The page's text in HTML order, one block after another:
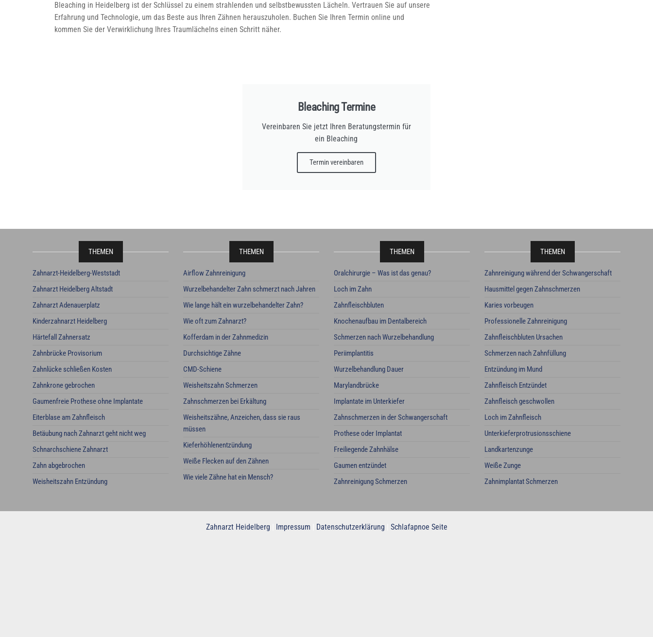
Bleaching in Heidelberg ist der Schlüssel zu einem strahlenden und selbstbewussten Lächeln. Vertrauen Sie auf unsere
Erfahrung und Technologie, um das Beste aus Ihren Zähnen herauszuholen. Buchen Sie Ihren Termin online und
kommen Sie der Verwirklichung Ihres Traumlächelns einen Schritt näher.
Bleaching Termine
Vereinbaren Sie jetzt Ihren Beratungstermin für
ein Bleaching
Termin vereinbaren
THEMEN
Zahnarzt-Heidelberg-Weststadt
Zahnarzt Heidelberg Altstadt
Zahnarzt Adenauerplatz
Kinderzahnarzt Heidelberg
Härtefall Zahnersatz
Zahnbrücke Provisorium
Zahnlücke schließen Kosten
Zahnkrone gebrochen
Gaumenfreie Prothese ohne Implantate
Eiterblase am Zahnfleisch
Betäubung nach Zahnarzt geht nicht weg
Schnarchschiene Zahnarzt
Zahn abgebrochen
Weisheitszahn Entzündung
THEMEN
Airflow Zahnreinigung
Wurzelbehandelter Zahn schmerzt nach Jahren
Wie lange hält ein wurzelbehandelter Zahn?
Wie oft zum Zahnarzt?
Kofferdam in der Zahnmedizin
Durchsichtige Zähne
CMD-Schiene
Weisheitszahn Schmerzen
Zahnschmerzen bei Erkältung
Weisheitszähne, Anzeichen, dass sie raus
müssen
Kieferhöhlenentzündung
Weiße Flecken auf den Zähnen
Wie viele Zähne hat ein Mensch?
THEMEN
Oralchirurgie – Was ist das genau?
Loch im Zahn
Zahnfleischbluten
Knochenaufbau im Dentalbereich
Schmerzen nach Wurzelbehandlung
Periimplantitis
Wurzelbehandlung Dauer
Marylandbrücke
Implantate im Unterkiefer
Zahnschmerzen in der Schwangerschaft
Prothese oder Implantat
Freiliegende Zahnhälse
Gaumen entzündet
Zahnreinigung Schmerzen
THEMEN
Zahnreinigung während der Schwangerschaft
Hausmittel gegen Zahnschmerzen
Karies vorbeugen
Professionelle Zahnreinigung
Zahnfleischbluten Ursachen
Schmerzen nach Zahnfüllung
Entzündung im Mund
Zahnfleisch Entzündet
Zahnfleisch geschwollen
Loch im Zahnfleisch
Unterkieferprotrusionsschiene
Landkartenzunge
Weiße Zunge
Zahnimplantat Schmerzen
Zahnarzt Heidelberg Impressum Datenschutzerklärung Schlafapnoe Seite